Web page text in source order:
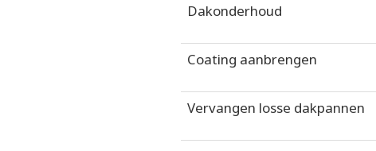
Dakonderhoud
Coating aanbrengen
Vervangen losse dakpannen